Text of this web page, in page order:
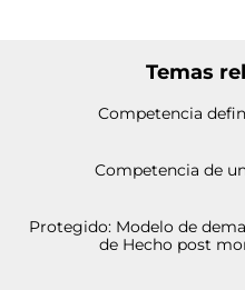
Temas
Competencia
Competencia de
Protegido: Modelo de
de Hecho post